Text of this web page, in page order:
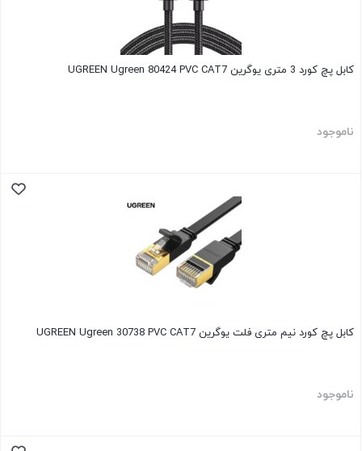
کابل پچ کورد 3 متری یوگرین UGREEN Ugreen 80424 PVC CAT7
ناموجود
کابل پچ کورد نیم متری فلت یوگرین UGREEN Ugreen 30738 PVC CAT7
ناموجود